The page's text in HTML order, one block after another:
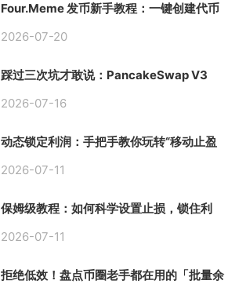
Four.Meme 发币新手教程：一键创建代币
2026-07-20
踩过三次坑才敢说：PancakeSwap V3
初始化
2026-07-16
动态锁定利润：手把手教你玩转“移动止盈
2026-07-11
保姆级教程：如何科学设置止损，锁住利
2026-07-11
拒绝低效！盘点币圈老手都在用的「批量余